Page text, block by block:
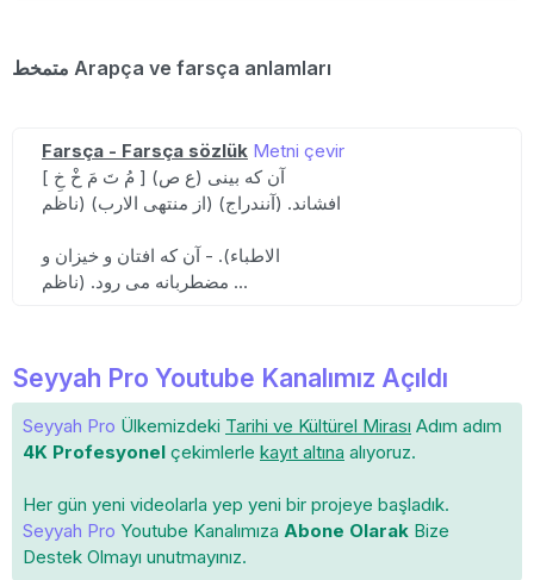
متمخط Arapça ve farsça anlamları
Farsça - Farsça sözlük Metni çevir
[ مُ تَ مَ خْ خِ ] (ع ص) آن که بینی
افشاند. (آنندراج) (از منتهی الارب) (ناظم
الاطباء). - آن که افتان و خیزان و
مضطربانه می رود. (ناظم ...
Seyyah Pro Youtube Kanalımız Açıldı
Seyyah Pro Ülkemizdeki Tarihi ve Kültürel Mirası Adım adım
4K Profesyonel çekimlerle kayıt altına alıyoruz.
Her gün yeni videolarla yep yeni bir projeye başladık.
Seyyah Pro Youtube Kanalımıza Abone Olarak Bize
Destek Olmayı unutmayınız.